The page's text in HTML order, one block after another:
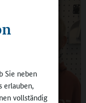
Sie neben
erlauben,
vollständig